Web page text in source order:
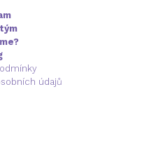
údajů